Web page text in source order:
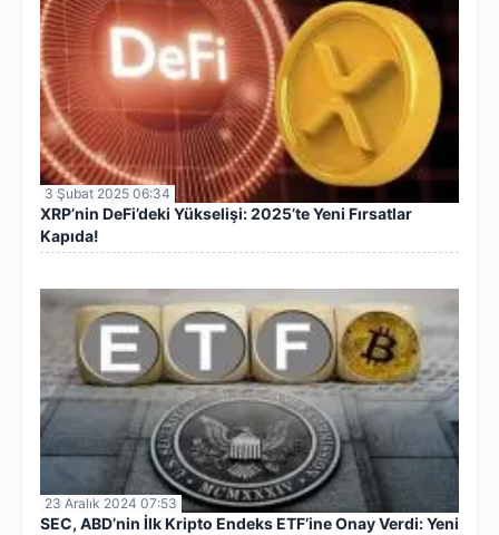
3 Şubat 2025 06:34
XRP’nin DeFi’deki Yükselişi: 2025’te Yeni Fırsatlar
Kapıda!
23 Aralık 2024 07:53
SEC, ABD’nin İlk Kripto Endeks ETF’ine Onay Verdi: Yeni